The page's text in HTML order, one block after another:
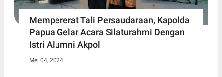
Mempererat Tali Persaudaraan, Kapolda
Papua Gelar Acara Silaturahmi Dengan
Istri Alumni Akpol
Mei 04, 2024